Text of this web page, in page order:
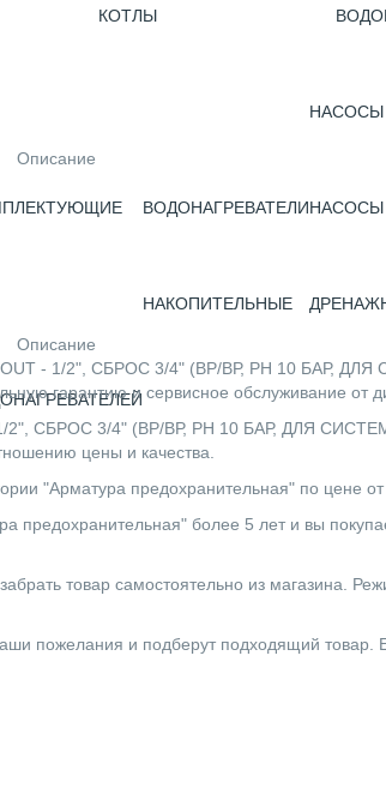
КОТЛЫ
ВОДОНАГРЕВАТЕЛИ
НАКОПИТЕЛЬНЫЕ
НАСОСЫ
НАСОСЫ
Описание
Описание
- 1/2", СБРОС 3/4" (ВР/ВР, РН 10 БАР, ДЛЯ
гарантию и сервисное обслуживание от
СБРОС 3/4" (ВР/ВР, РН 10 БАР, ДЛЯ
цены и качества.
"Арматура предохранительная" по цене
предохранительная" более 5 лет и вы
товар самостоятельно из магазина.
пожелания и подберут подходящий